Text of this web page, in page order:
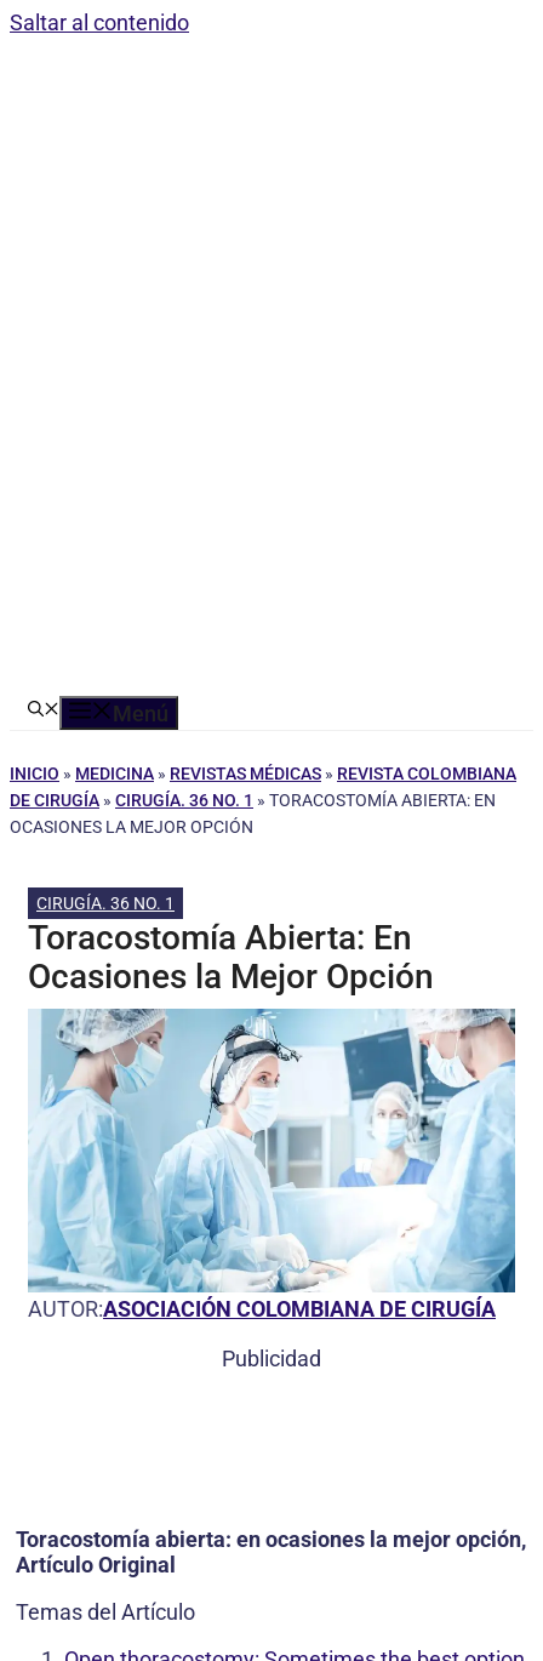
Saltar al contenido
Menú
INICIO » MEDICINA » REVISTAS MÉDICAS » REVISTA COLOMBIANA
DE CIRUGÍA » CIRUGÍA. 36 NO. 1 » TORACOSTOMÍA ABIERTA: EN
OCASIONES LA MEJOR OPCIÓN
CIRUGÍA. 36 NO. 1
Toracostomía Abierta: En
Ocasiones la Mejor Opción
AUTOR:ASOCIACIÓN COLOMBIANA DE CIRUGÍA
Publicidad
Toracostomía abierta: en ocasiones la mejor opción,
Artículo Original
Temas del Artículo